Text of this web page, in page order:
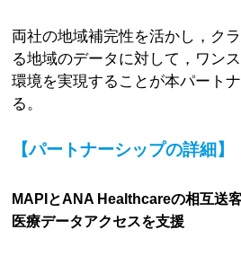
両社の地域補完性を活かし，ク
る地域のデータに対して，ワン
環境を実現することが本パート
る。
【パートナーシップの詳細】
MAPIとANA Healthcareの相互送
医療データアクセスを支援